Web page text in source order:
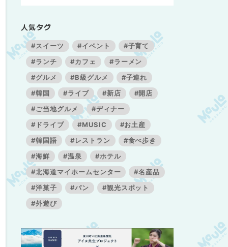
人気タグ
#スイーツ #イベント
#子育て
#ランチ
#カフェ
#ラーメン
#グルメ
#B級グルメ
#子連れ
#韓国
#ライブ #新店
#開店
#ご当地グルメ
#ディナー
#ドライブ
#MUSIC
#お土産
#韓国語
#レストラン
#食べ歩き
#海鮮
#温泉
#ホテル
#北海道マイホームセンター
#名産品
#洋菓子
#パン
#観光スポット
#外遊び